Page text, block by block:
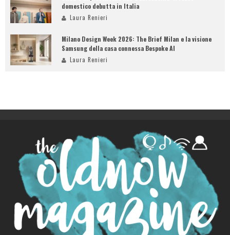
domestico debutta in Italia
Laura Renieri
Milano Design Week 2026: The Brief Milan e la visione
Samsung della casa connessa Bespoke AI
Laura Renieri